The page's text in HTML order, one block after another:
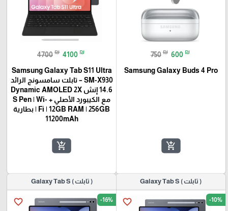
750 ₪ 600 ₪
Samsung Galaxy Buds 4 Pro
add_shopping_cart
4700 ₪ 4100 ₪
Samsung Galaxy Tab S11 Ultra
SM-X930 – تابلت سامسونج الرائد
14.6 إنش Dynamic AMOLED 2X
مع الكيبورد الأصلي + S Pen | Wi-
Fi | 12GB RAM | 256GB | بطارية
11200mAh
add_shopping_cart
( تابلت ) Galaxy Tab S
favorite_border -10%
( تابلت ) Galaxy Tab S
favorite_border -16%